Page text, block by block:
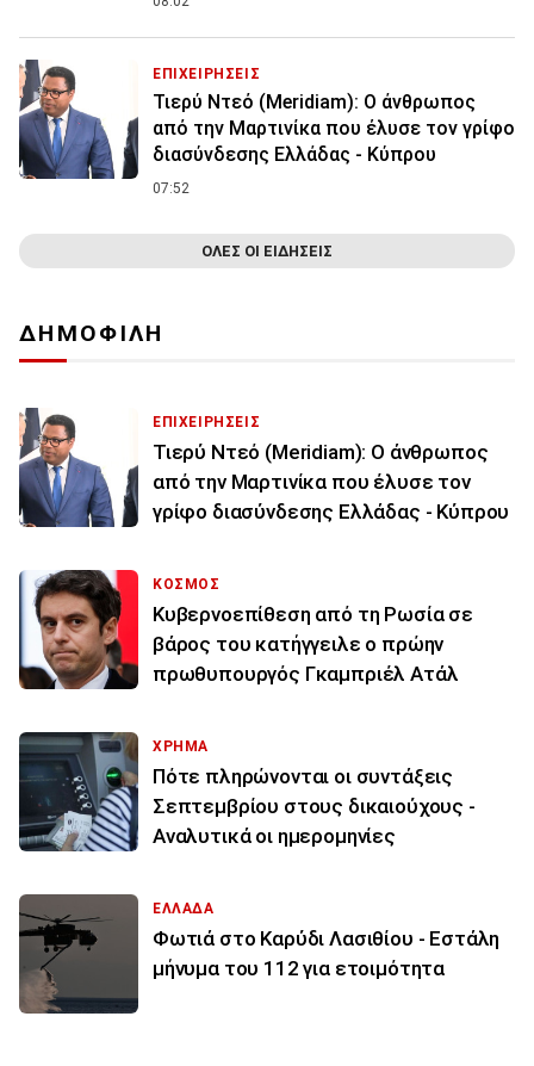
ΕΠΙΧΕΙΡΗΣΕΙΣ
Τιερύ Ντεό (Meridiam): Ο άνθρωπος
από την Μαρτινίκα που έλυσε τον γρίφο
διασύνδεσης Ελλάδας - Κύπρου
07:52
ΟΛΕΣ ΟΙ ΕΙΔΗΣΕΙΣ
ΔΗΜΟΦΙΛΗ
ΕΠΙΧΕΙΡΗΣΕΙΣ
Τιερύ Ντεό (Meridiam): Ο άνθρωπος
από την Μαρτινίκα που έλυσε τον
γρίφο διασύνδεσης Ελλάδας - Κύπρου
ΚΟΣΜΟΣ
Κυβερνοεπίθεση από τη Ρωσία σε
βάρος του κατήγγειλε ο πρώην
πρωθυπουργός Γκαμπριέλ Ατάλ
ΧΡΗΜΑ
Πότε πληρώνονται οι συντάξεις
Σεπτεμβρίου στους δικαιούχους -
Αναλυτικά οι ημερομηνίες
ΕΛΛΑΔΑ
Φωτιά στο Καρύδι Λασιθίου - Εστάλη
μήνυμα του 112 για ετοιμότητα